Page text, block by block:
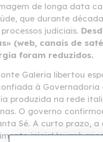
de longa data
que durante
judiciais.
(web, canais de
foram reduzidos.
Galeria libertou
à Governadoria
produzida na rede
O governo
Sé. A curto prazo,
inicial levará